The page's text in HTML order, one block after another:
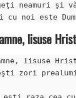
neamuri şi
Iisuse
Iisuse
zori